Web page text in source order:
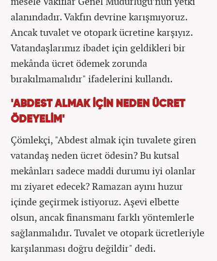
alanındadır. Vakfın devrine karışmıyoruz.
Ancak tuvalet ve otopark ücretine karşıyız.
Vatandaşlarımız ibadet için geldikleri bir
mekânda ücret ödemek zorunda
bırakılmamalıdır" ifadelerini kullandı.
'ABDEST ALMAK İÇİN NEDEN ÜCRET
ÖDEYELİM'
Çömlekçi, "Abdest almak için tuvalete giren
vatandaş neden ücret ödesin? Bu kutsal
mekânları sadece maddi durumu iyi olanlar
mı ziyaret edecek? Ramazan ayını huzur
içinde geçirmek istiyoruz. Aşevi elbette
olsun, ancak finansmanı farklı yöntemlerle
sağlanmalıdır. Tuvalet ve otopark ücretleriyle
karşılanması doğru değildir" dedi.